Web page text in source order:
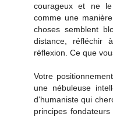
courageux et ne
comme une
choses semblent
distance,
réflexion. Ce que
Votre
une nébuleuse
d'humaniste qui
principes